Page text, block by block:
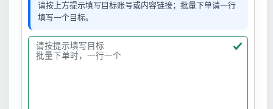
请按上方提示填写目标账号或内容链接；批量下单请一行
填写一个目标。